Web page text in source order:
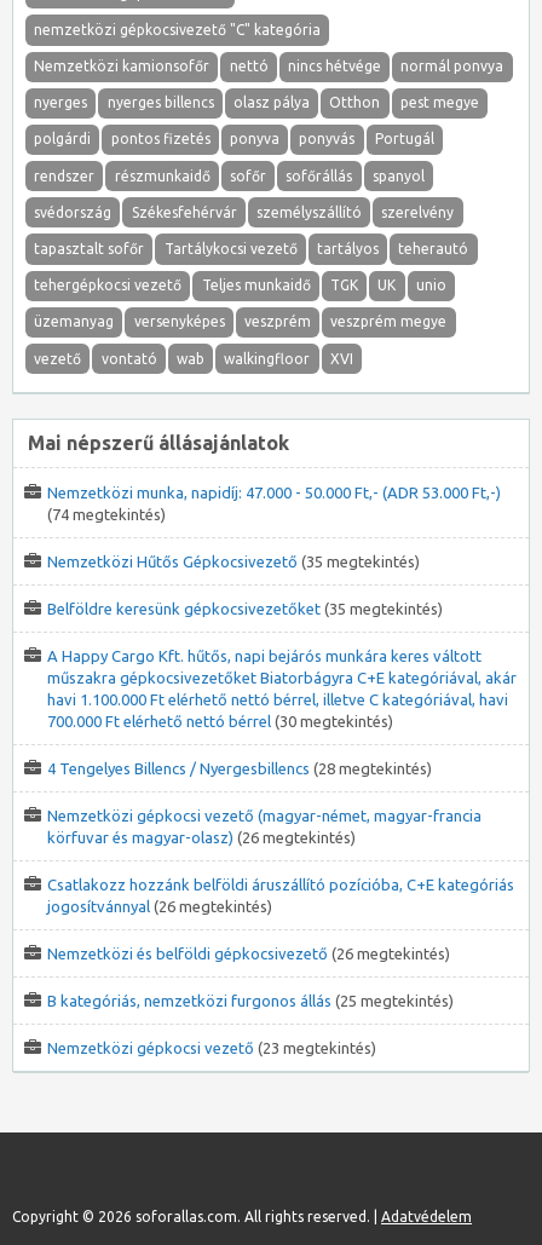
nemzetközi gépkocsivezető "C" kategória
Nemzetközi kamionsofőr nettó nincs hétvége normál ponvya
nyerges nyerges billencs olasz pálya Otthon pest megye
polgárdi pontos fizetés ponyva ponyvás Portugál
rendszer részmunkaidő sofőr sofőrállás spanyol
svédország Székesfehérvár személyszállító szerelvény
tapasztalt sofőr Tartálykocsi vezető tartályos teherautó
tehergépkocsi vezető Teljes munkaidő TGK UK unio
üzemanyag versenyképes veszprém veszprém megye
vezető vontató wab walkingfloor XVI
Mai népszerű állásajánlatok
Nemzetközi munka, napidíj: 47.000 - 50.000 Ft,- (ADR 53.000 Ft,-)
(74 megtekintés)
Nemzetközi Hűtős Gépkocsivezető (35 megtekintés)
Belföldre keresünk gépkocsivezetőket (35 megtekintés)
A Happy Cargo Kft. hűtős, napi bejárós munkára keres váltott
műszakra gépkocsivezetőket Biatorbágyra C+E kategóriával, akár
havi 1.100.000 Ft elérhető nettó bérrel, illetve C kategóriával, havi
700.000 Ft elérhető nettó bérrel (30 megtekintés)
4 Tengelyes Billencs / Nyergesbillencs (28 megtekintés)
Nemzetközi gépkocsi vezető (magyar-német, magyar-francia
körfuvar és magyar-olasz) (26 megtekintés)
Csatlakozz hozzánk belföldi áruszállító pozícióba, C+E kategóriás
jogosítvánnyal (26 megtekintés)
Nemzetközi és belföldi gépkocsivezető (26 megtekintés)
B kategóriás, nemzetközi furgonos állás (25 megtekintés)
Nemzetközi gépkocsi vezető (23 megtekintés)
Copyright © 2026 soforallas.com. All rights reserved. | Adatvédelem